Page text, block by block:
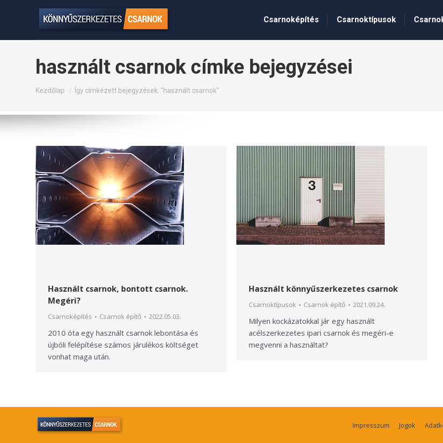
Csarnoképítés Csarnoktípusok
használt csarnokcímke bejegyzései
Itt vagy:
Kezdőlap Így címkézett bejegyzések: "használt csarnok"
Használt csarnok, bontott csarnok.
Megéri?
Csarnoképítés Csarnok építő 2022.05.03.
2010 óta egy használt csarnok lebontása és
újbóli felépítése számos járulékos költséget
vonhat maga után.
Használt könnyűszerkezetes csarnok
Csarnoktípusok Csarnok építő 2021.09.24.
Milyen kockázatokkal jár egy használt
acélszerkezetes ipari csarnok és megéri-e
megvenni a használtat?
Impresszum Jogok